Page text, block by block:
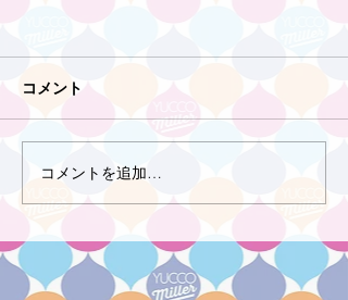
コメント
コメントを追加…